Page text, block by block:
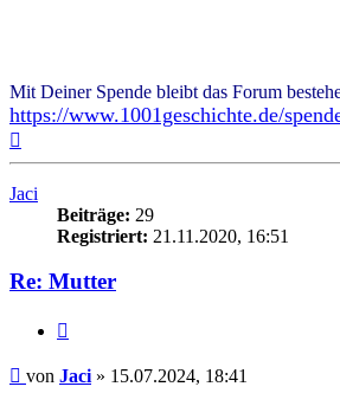
Mit Deiner Spende bleibt das Forum
https://www.1001geschichte.de/
Jaci
Beiträge: 29
Registriert: 21.11.2020, 16:51
Re: Mutter
Beitrag
von Jaci » 15.07.2024, 18:41